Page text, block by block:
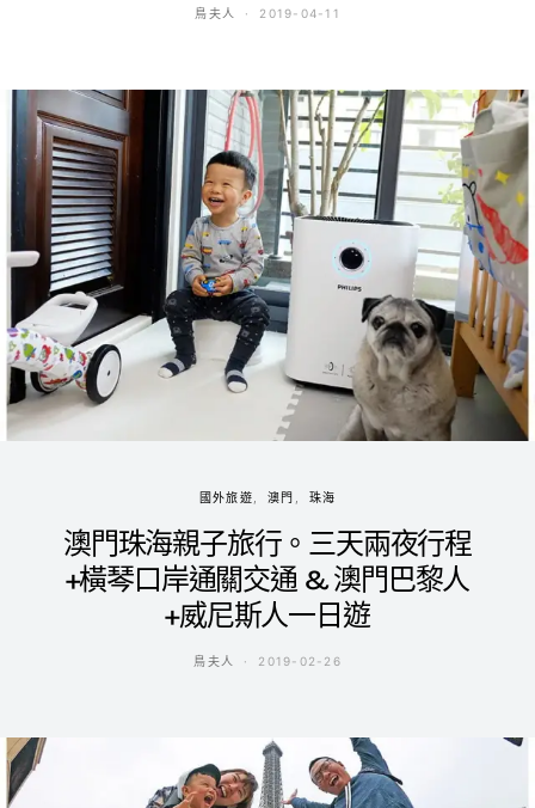
鳥夫人 2019-04-11
國外旅遊 澳門 珠海
澳門珠海親子旅行。三天兩夜行程
+橫琴口岸通關交通 & 澳門巴黎人
+威尼斯人一日遊
鳥夫人 2019-02-26